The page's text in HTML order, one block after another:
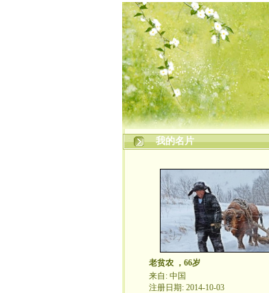
我的名片
老贫农 ，66岁
来自: 中国
注册日期: 2014-10-03